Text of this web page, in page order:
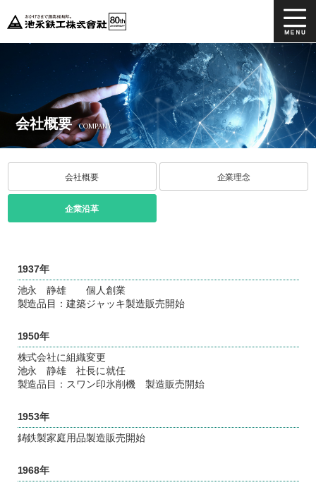
ホーム 製品情報
カタログダウンロード よくあるご質問
事業協力先募集 会社情報
お問い合わせ
YouTube SWAN
会社概要 COMPANY
会社概要 企業理念
企業沿革
1937年
池永 静雄 個人創業
製造品目：建築ジャッキ製造販売開始
1950年
株式会社に組織変更
池永 静雄 社長に就任
製造品目：スワン印氷削機 製造販売開始
1953年
鋳鉄製家庭用品製造販売開始
1968年